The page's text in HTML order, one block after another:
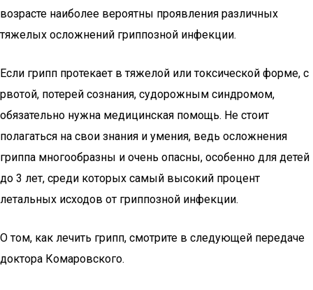
возрасте наиболее вероятны проявления различных
тяжелых осложнений гриппозной инфекции.
Если грипп протекает в тяжелой или токсической форме, с
рвотой, потерей сознания, судорожным синдромом,
обязательно нужна медицинская помощь. Не стоит
полагаться на свои знания и умения, ведь осложнения
гриппа многообразны и очень опасны, особенно для детей
до 3 лет, среди которых самый высокий процент
летальных исходов от гриппозной инфекции.
О том, как лечить грипп, смотрите в следующей передаче
доктора Комаровского.